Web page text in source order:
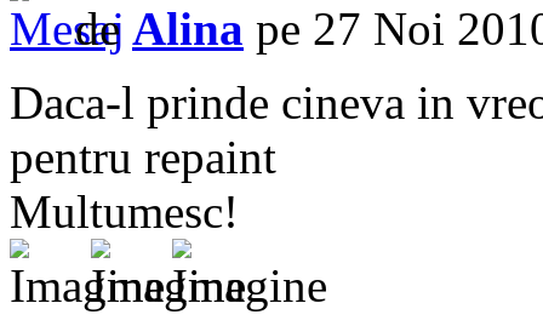
de Alina pe 27 Noi
Daca-l prinde cineva in
pentru repaint
Multumesc!